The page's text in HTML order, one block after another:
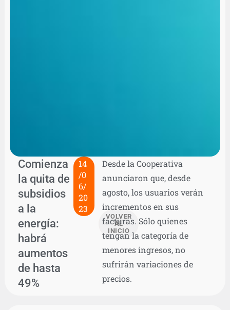
Comienza
la quita de
subsidios
a la
energía:
habrá
aumentos
de hasta
49%
14
/0
6/
20
23
VOLVER
AL
INICIO
Desde la Cooperativa
anunciaron que, desde
agosto, los usuarios verán
incrementos en sus
facturas. Sólo quienes
tengan la categoría de
menores ingresos, no
sufrirán variaciones de
precios.